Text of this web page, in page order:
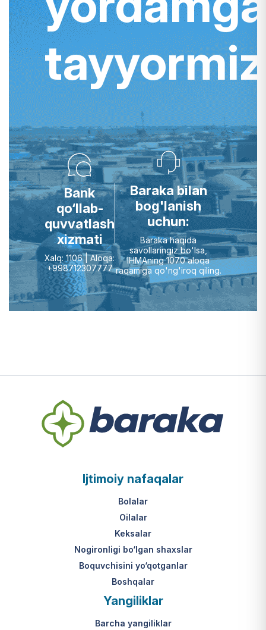
tayyormiz
Bank
qo‘llab-
quvvatlash
xizmati
Xalq: 1106 | Aloqa:
+998712307777
Baraka bilan
bog'lanish
uchun:
Baraka haqida
savollaringiz bo'lsa,
IHMAning 1070 aloqa
raqamiga qo'ng'iroq qiling.
Ijtimoiy nafaqalar
Bolalar
Oilalar
Keksalar
Nogironligi bo‘lgan shaxslar
Boquvchisini yo‘qotganlar
Boshqalar
Yangiliklar
Barcha yangiliklar